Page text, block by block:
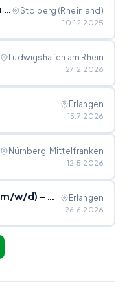
Projektleitung (m/w/d) Bereich Isoliertechnik gesucht! Stolberg (Rheinland)
10.12.2025
Ludwigshafen am Rhein
27.2.2026
Erlangen
15.7.2026
Nürnberg, Mittelfranken
12.5.2026
Piping Engineer Special Fields (m/w/d) – Rohrleitungsengineering in Erlangen Erlangen
26.6.2026